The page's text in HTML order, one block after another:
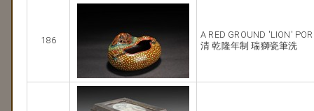
186
A RED GROUND 'LION'
清 乾隆年制 瑞獅瓷筆洗